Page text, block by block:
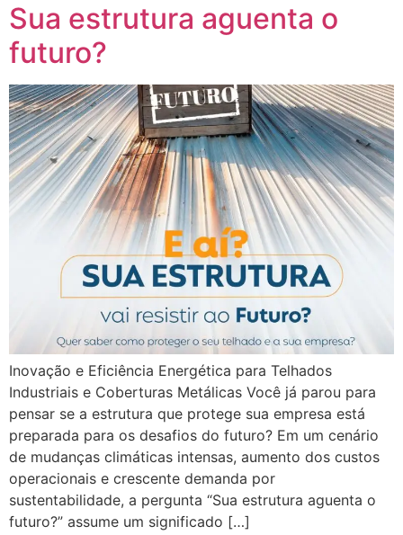
Sua estrutura aguenta o
futuro?
Inovação e Eficiência Energética para Telhados
Industriais e Coberturas Metálicas Você já parou para
pensar se a estrutura que protege sua empresa está
preparada para os desafios do futuro? Em um cenário
de mudanças climáticas intensas, aumento dos custos
operacionais e crescente demanda por
sustentabilidade, a pergunta “Sua estrutura aguenta o
futuro?” assume um significado […]